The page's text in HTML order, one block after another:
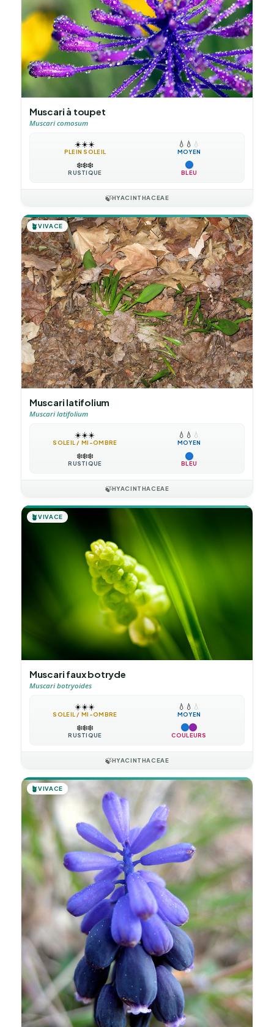
Muscari à toupet
Muscari comosum
☀️☀️☀️
PLEIN SOLEIL
💧 💧 💧
MOYEN
❄️❄️❄️
RUSTIQUE BLEU
🍃HYACINTHACEAE
🪴VIVACE
Muscari latifolium
Muscari latifolium
☀️☀️☀️
SOLEIL / MI-OMBRE
💧 💧 💧
MOYEN
❄️❄️❄️
RUSTIQUE BLEU
🍃HYACINTHACEAE
🪴VIVACE
Muscari faux botryde
Muscari botryoides
☀️☀️☀️
SOLEIL / MI-OMBRE
💧 💧 💧
MOYEN
❄️❄️❄️
RUSTIQUE COULEURS
🍃HYACINTHACEAE
🪴VIVACE